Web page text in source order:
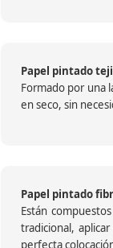
Papel pintado
Formado por una
en seco, sin
Papel pintado
Están
tradicional,
perfecta